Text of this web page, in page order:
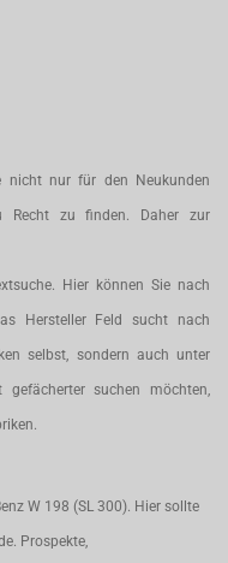
nicht nur für den Neukunden
Recht zu finden. Daher zur
Hier können Sie nach
Hersteller Feld sucht nach
selbst, sondern auch unter
suchen möchten,
W 198 (SL 300). Hier sollte
Prospekte,